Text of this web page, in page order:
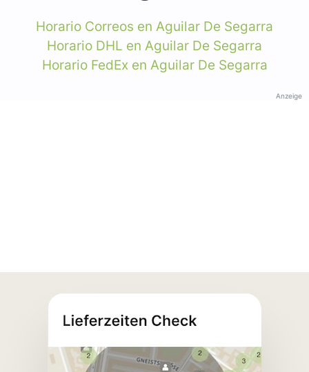
Horario Correos en Aguilar De Segarra
Horario DHL en Aguilar De Segarra
Horario FedEx en Aguilar De Segarra
Anzeige